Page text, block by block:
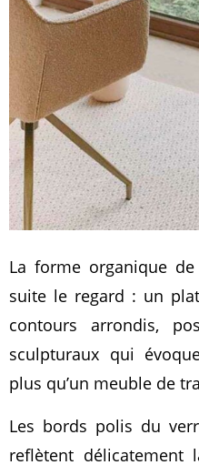
La forme organique
suite le regard : un
contours arrondis,
sculpturaux qui
plus qu’un meuble de
Les bords polis du
reflètent